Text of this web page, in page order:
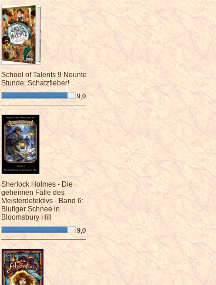
School of Talents 9 Neunte
Stunde: Schatzfieber!
9,0
¯¯¯¯¯¯¯¯¯¯¯¯¯¯¯¯¯¯¯¯¯¯¯¯
Sherlock Holmes - Die
geheimen Fälle des
Meisterdetektivs - Band 6:
Blutiger Schnee in
Bloomsbury Hill
9,0
¯¯¯¯¯¯¯¯¯¯¯¯¯¯¯¯¯¯¯¯¯¯¯¯